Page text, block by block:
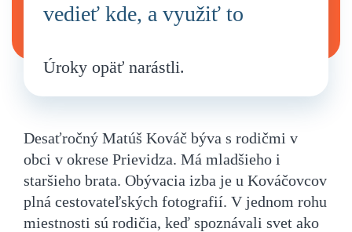
vedieť kde, a využiť to
Úroky opäť narástli.
Desaťročný Matúš Kováč býva s rodičmi v
obci v okrese Prievidza. Má mladšieho i
staršieho brata. Obývacia izba je u Kováčovcov
plná cestovateľských fotografií. V jednom rohu
miestnosti sú rodičia, keď spoznávali svet ako